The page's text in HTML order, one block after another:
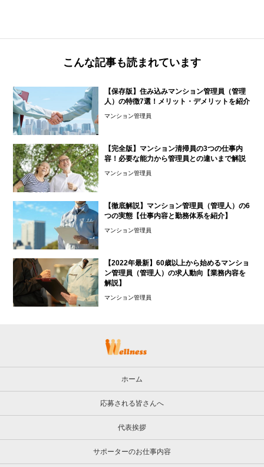
こんな記事も読まれています
【保存版】住み込みマンション管理員（管理
人）の特徴7選！メリット・デメリットを紹介
マンション管理員
【完全版】マンション清掃員の3つの仕事内
容！必要な能力から管理員との違いまで解説
マンション管理員
【徹底解説】マンション管理員（管理人）の6
つの実態【仕事内容と勤務体系を紹介】
マンション管理員
【2022年最新】60歳以上から始めるマンショ
ン管理員（管理人）の求人動向【業務内容を
解説】
マンション管理員
ホーム
応募される皆さんへ
代表挨拶
サポーターのお仕事内容